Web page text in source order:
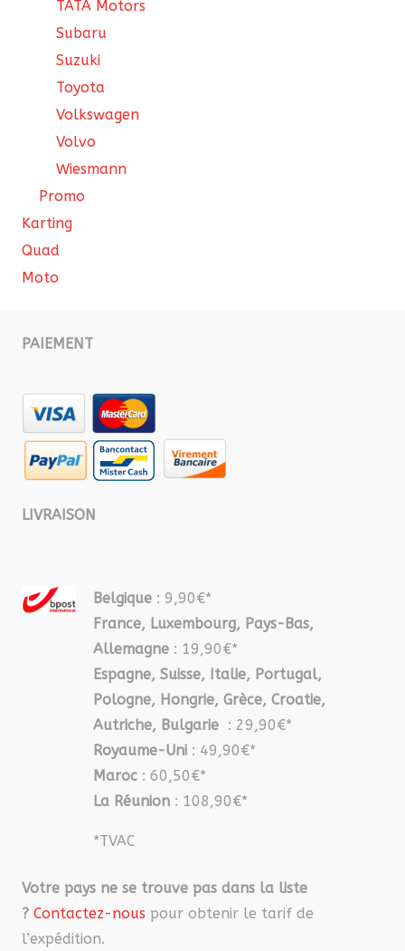
TATA Motors
Subaru
Suzuki
Toyota
Volkswagen
Volvo
Wiesmann
Promo
Karting
Quad
Moto
PAIEMENT
LIVRAISON
Belgique : 9,90€*
France, Luxembourg, Pays-Bas,
Allemagne : 19,90€*
Espagne, Suisse, Italie, Portugal,
Pologne, Hongrie, Grèce, Croatie,
Autriche, Bulgarie : 29,90€*
Royaume-Uni : 49,90€*
Maroc : 60,50€*
La Réunion : 108,90€*
*TVAC
Votre pays ne se trouve pas dans la liste
? Contactez-nous pour obtenir le tarif de
l’expédition.